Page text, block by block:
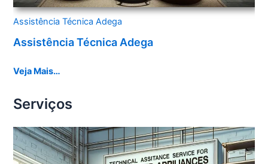
Assistência Técnica Adega
Assistência Técnica Adega
Veja Mais…
Serviços